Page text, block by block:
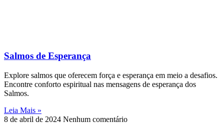
Salmos de Esperança
Explore salmos que oferecem força e esperança em meio a desafios.
Encontre conforto espiritual nas mensagens de esperança dos
Salmos.
Leia Mais »
8 de abril de 2024 Nenhum comentário